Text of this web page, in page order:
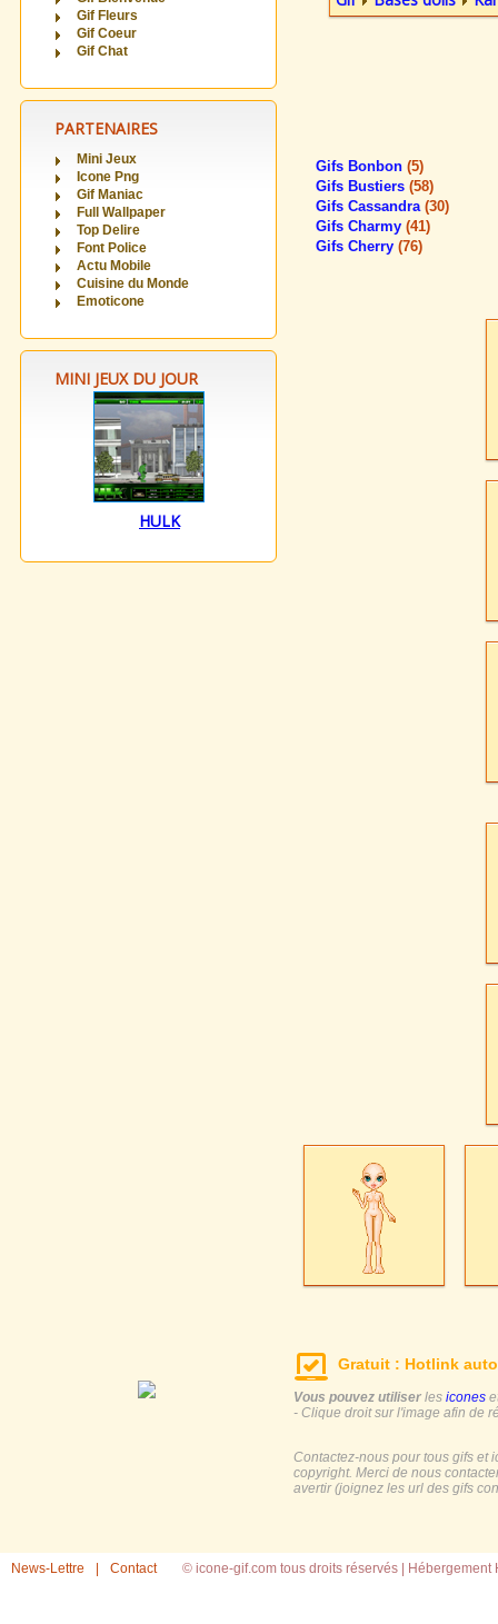
Gif Fleurs
Gif Coeur
Gif Chat
PARTENAIRES
Mini Jeux
Icone Png
Gif Maniac
Full Wallpaper
Top Delire
Font Police
Actu Mobile
Cuisine du Monde
Emoticone
MINI JEUX DU JOUR
HULK
Gifs Bonbon (5)
Gifs Bustiers (58)
Gifs Cassandra (30)
Gifs Charmy (41)
Gifs Cherry (76)
Gratuit : Hotlink
Vous pouvez utiliser les icones
- Clique droit sur l'image afin de
Contactez-nous pour tous gifs et
copyright. Merci de nous
avertir (joignez les url des gifs
News-Lettre Contact © icone-gif.com tous droits réservés | Hébergement